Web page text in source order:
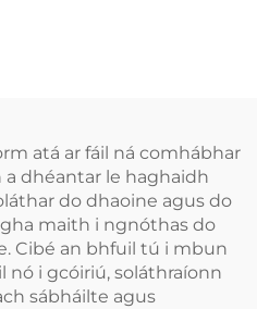
atá ar fáil ná comhábhar
dhéantar le haghaidh
do dhaoine agus do
maith i ngnóthas do
Cibé an bhfuil tú i mbun
nó i gcóiriú, soláthraíonn
sábháilte agus